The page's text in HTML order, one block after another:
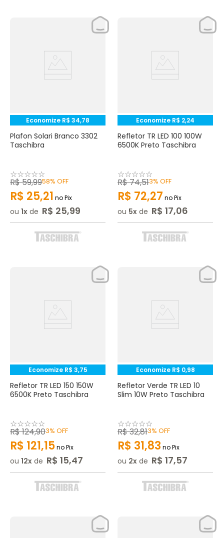
Economize R$ 34,78
Plafon Solari Branco 3302
Taschibra
☆☆☆☆☆
R$59,9958% OFF
R$ 25,21 no Pix
ou 1 de R$ 25,99
Economize R$ 2,24
Refletor TR LED 100 100W
6500K Preto Taschibra
☆☆☆☆☆
R$74,513% OFF
R$ 72,27 no Pix
ou 5 de R$ 17,06
Economize R$ 3,75
Refletor TR LED 150 150W
6500K Preto Taschibra
☆☆☆☆☆
R$124,903% OFF
R$ 121,15no Pix
ou 12 de R$ 15,47
Economize R$ 0,98
Refletor Verde TR LED 10
Slim 10W Preto Taschibra
☆☆☆☆☆
R$32,813% OFF
R$ 31,83 no Pix
ou 2 de R$ 17,57